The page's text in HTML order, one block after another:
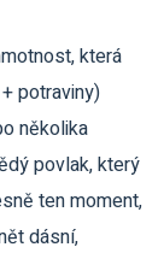
která
potraviny)
několika
povlak, který
ten moment,
dásní,